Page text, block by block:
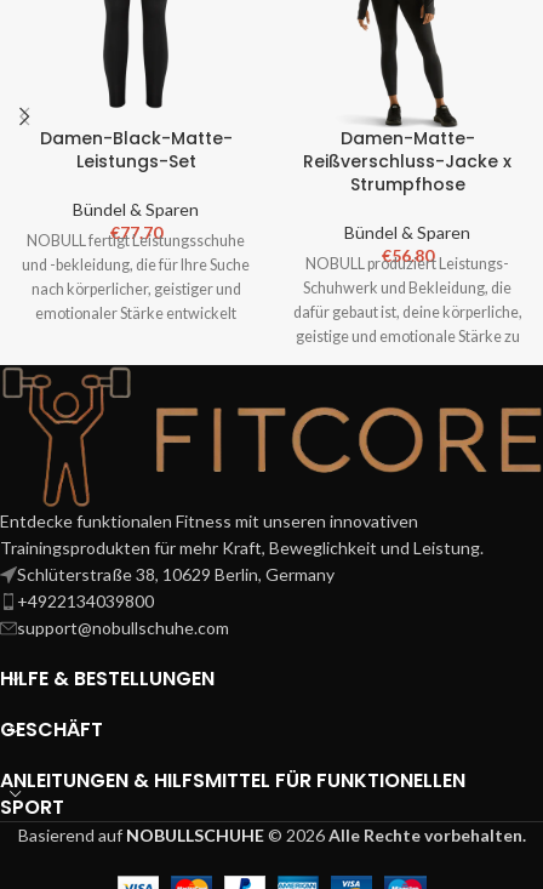
Damen-Black-Matte-
Leistungs-Set
Bündel & Sparen
€77.70
NOBULL fertigt Leistungsschuhe
und -bekleidung, die für Ihre Suche
nach körperlicher, geistiger und
emotionaler Stärke entwickelt
Damen-Matte-
Reißverschluss-Jacke x
Strumpfhose
Bündel & Sparen
€56.80
NOBULL produziert Leistungs-
Schuhwerk und Bekleidung, die
dafür gebaut ist, deine körperliche,
geistige und emotionale Stärke zu
fördern. Keine Spiele
Entdecke funktionalen Fitness mit unseren innovativen
Trainingsprodukten für mehr Kraft, Beweglichkeit und Leistung.
Schlüterstraße 38, 10629 Berlin, Germany
+4922134039800
support@nobullschuhe.com
HILFE & BESTELLUNGEN
GESCHÄFT
ANLEITUNGEN & HILFSMITTEL FÜR FUNKTIONELLEN
SPORT
Basierend auf NOBULLSCHUHE© 2026Alle Rechte vorbehalten.